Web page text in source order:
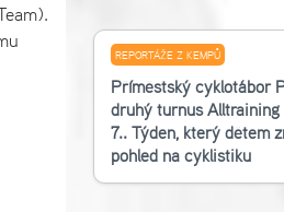
REPORTÁŽE Z KEMPŮ
Příměstský cyklotábor
druhý turnus
7.. Týden, který dětem
pohled na cyklistiku